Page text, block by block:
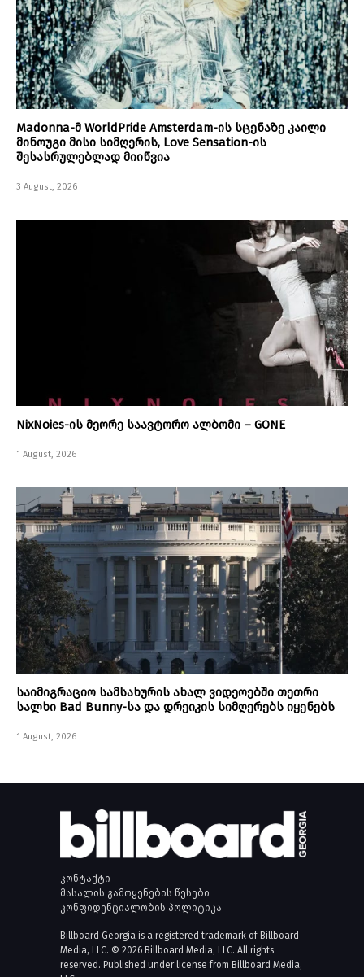
Madonna-მ WorldPride Amsterdam-ის სცენაზე კაილი
მინოუგი მისი სიმღერის, Love Sensation-ის
შესასრულებლად მიიწვია
3 August, 2026
NixNoies-ის მეორე საავტორო ალბომი – GONE
1 August, 2026
საიმიგრაციო სამსახურის ახალ ვიდეოებში თეთრი
სალხი Bad Bunny-სა და დრეიკის სიმღერებს იყენებს
1 August, 2026
კონტაქტი
მასალის გამოყენების წესები
კონფიდენციალობის პოლიტიკა
Billboard Georgia is a registered trademark of Billboard
Media, LLC. © 2026 Billboard Media, LLC. All rights
reserved. Published under license from Billboard Media,